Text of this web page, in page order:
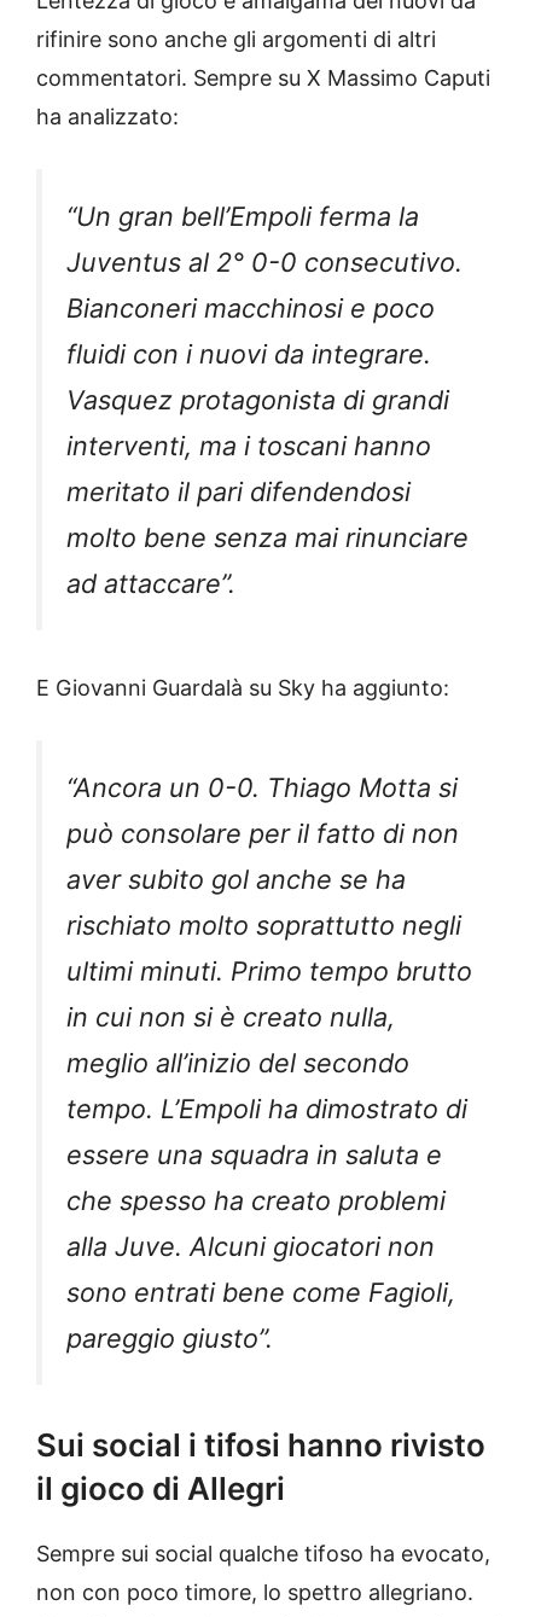
rifinire sono anche gli argomenti di altri
commentatori. Sempre su X Massimo Caputi
ha analizzato:
“Un gran bell’Empoli ferma la
Juventus al 2° 0-0 consecutivo.
Bianconeri macchinosi e poco
fluidi con i nuovi da integrare.
Vasquez protagonista di grandi
interventi, ma i toscani hanno
meritato il pari difendendosi
molto bene senza mai rinunciare
ad attaccare”.
E Giovanni Guardalà su Sky ha aggiunto:
“Ancora un 0-0. Thiago Motta si
può consolare per il fatto di non
aver subito gol anche se ha
rischiato molto soprattutto negli
ultimi minuti. Primo tempo brutto
in cui non si è creato nulla,
meglio all’inizio del secondo
tempo. L’Empoli ha dimostrato di
essere una squadra in saluta e
che spesso ha creato problemi
alla Juve. Alcuni giocatori non
sono entrati bene come Fagioli,
pareggio giusto”.
Sui social i tifosi hanno rivisto
il gioco di Allegri
Sempre sui social qualche tifoso ha evocato,
non con poco timore, lo spettro allegriano.